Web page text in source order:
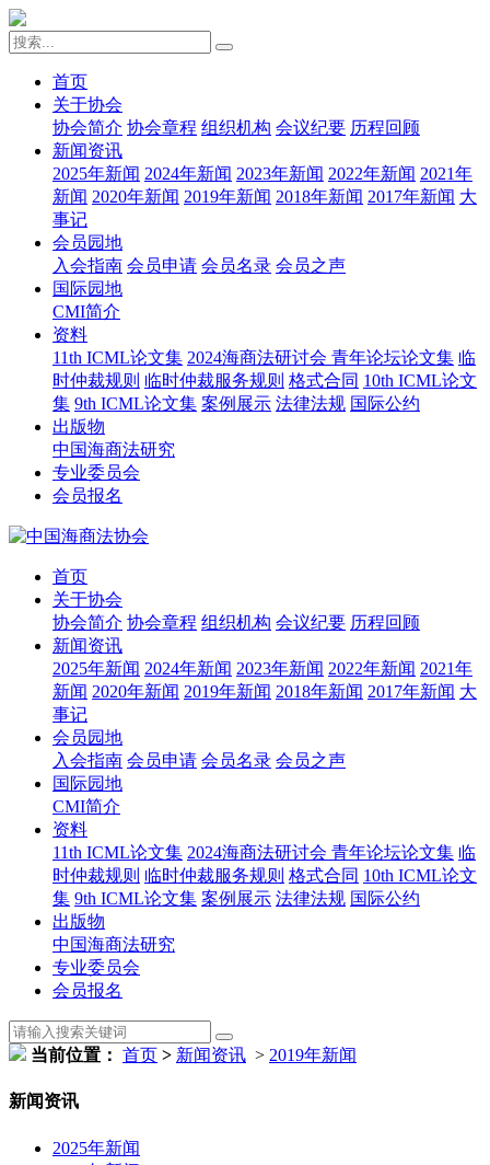
首页
关于协会
协会简介 协会章程 组织机构 会议纪要 历程回顾
新闻资讯
2025年新闻 2024年新闻 2023年新闻 2022年新闻 2021年
新闻 2020年新闻 2019年新闻 2018年新闻 2017年新闻 大
事记
会员园地
入会指南 会员申请 会员名录 会员之声
国际园地
CMI简介
资料
11th ICML论文集 2024海商法研讨会 青年论坛论文集 临
时仲裁规则 临时仲裁服务规则 格式合同 10th ICML论文
集 9th ICML论文集 案例展示 法律法规 国际公约
出版物
中国海商法研究
专业委员会
会员报名
首页
关于协会
协会简介 协会章程 组织机构 会议纪要 历程回顾
新闻资讯
2025年新闻 2024年新闻 2023年新闻 2022年新闻 2021年
新闻 2020年新闻 2019年新闻 2018年新闻 2017年新闻 大
事记
会员园地
入会指南 会员申请 会员名录 会员之声
国际园地
CMI简介
资料
11th ICML论文集 2024海商法研讨会 青年论坛论文集 临
时仲裁规则 临时仲裁服务规则 格式合同 10th ICML论文
集 9th ICML论文集 案例展示 法律法规 国际公约
出版物
中国海商法研究
专业委员会
会员报名
当前位置： 首页 > 新闻资讯 > 2019年新闻
新闻资讯
2025年新闻